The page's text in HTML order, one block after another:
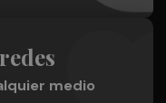
medio